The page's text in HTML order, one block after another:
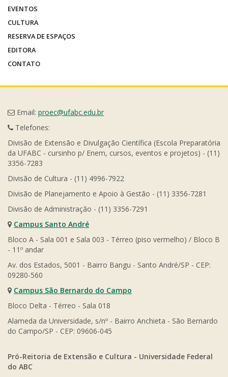
EVENTOS
CULTURA
RESERVA DE ESPAÇOS
EDITORA
CONTATO
Email: proec@ufabc.edu.br
Telefones:
Divisão de Extensão e Divulgação Científica (Escola Preparatória
da UFABC - cursinho p/ Enem, cursos, eventos e projetos) - (11)
3356-7283
Divisão de Cultura - (11) 4996-7922
Divisão de Planejamento e Apoio à Gestão - (11) 3356-7281
Divisão de Administração - (11) 3356-7291
Campus Santo André
Bloco A - Sala 001 e Sala 003 - Térreo (piso vermelho) / Bloco B
- 11º andar
Av. dos Estados, 5001 - Bairro Bangu - Santo André/SP - CEP:
09280-560
Campus São Bernardo do Campo
Bloco Delta - Térreo - Sala 018
Alameda da Universidade, s/nº - Bairro Anchieta - São Bernardo
do Campo/SP - CEP: 09606-045
Pró-Reitoria de Extensão e Cultura - Universidade Federal
do ABC